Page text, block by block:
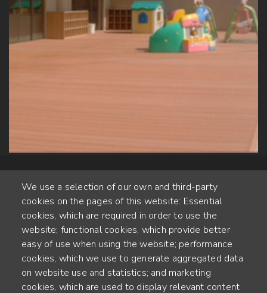
Alte Steinhauserstr. 1 | 6330 Cham | Switzerland
55JAHRE ERFAHRUNG
We use a selection of our own and third-party
cookies on the pages of this website: Essential
cookies, which are required in order to use the
website; functional cookies, which provide better
easy of use when using the website; performance
cookies, which we use to generate aggregated data
on website use and statistics; and marketing
cookies, which are used to display relevant content